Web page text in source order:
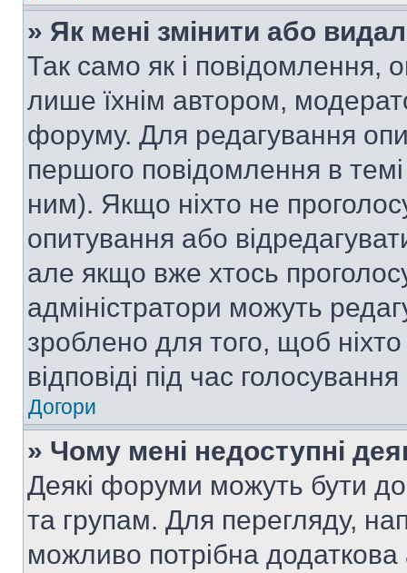
» Як мені змінити або
Так само як і повідомлення,
лише їхнім автором,
форуму. Для редагування
першого повідомлення в
ним). Якщо ніхто не
опитування або
але якщо вже хтось
адміністратори можуть
зроблено для того, щоб
відповіді під час голосування
Догори
» Чому мені недоступні
Деякі форуми можуть бути
та групам. Для перегляду,
можливо потрібна